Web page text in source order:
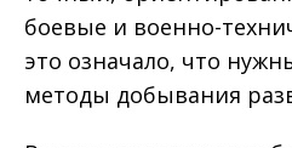
боевые и военно-
это означало, что
методы добывания